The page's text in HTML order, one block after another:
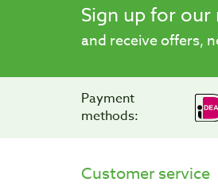
Sign up for
and receive offers,
Payment
methods:
Customer service